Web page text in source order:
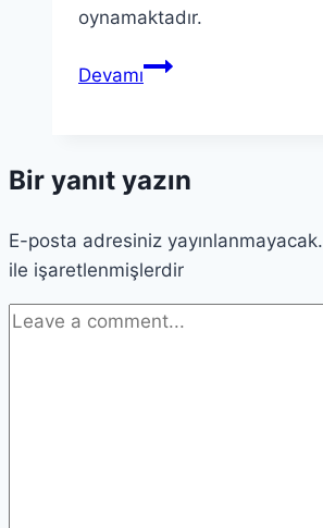
oynamaktadır.
Devamıİklim
ve
Etkileri
Bir yanıt yazın
E-posta adresiniz yayınlanmayacak.
ile işaretlenmişlerdir